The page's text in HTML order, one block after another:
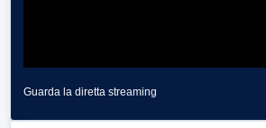
Guarda la diretta streaming